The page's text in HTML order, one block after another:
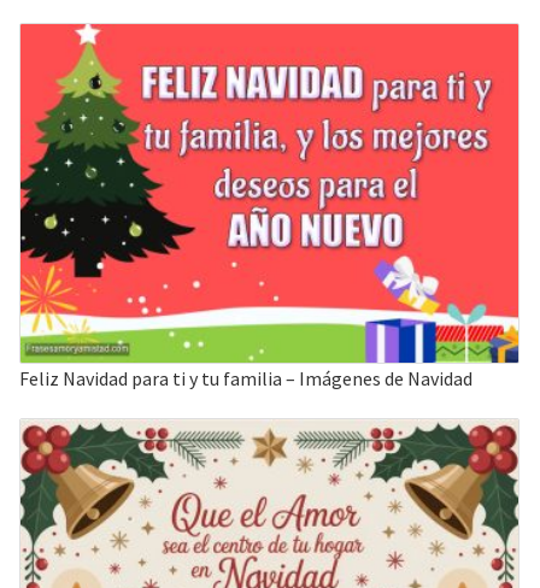
Feliz Navidad para ti y tu familia – Imágenes de Navidad